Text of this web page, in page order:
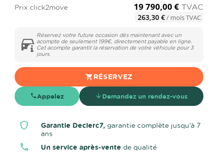
Prix click2move 19 790,00 € TVAC
263,30 €/ mois TVAC
Réservez votre future occasion dès maintenant avec un
acompte de seulement 199€, directement payable en ligne.
Cet acompte garantit la réservation de votre véhicule pour 3
jours.
RÉSERVEZ
Appelez Demandez un rendez-vous
Garantie Declerc7, garantie complète jusqu'à 7
ans
Un service après-vente de qualité